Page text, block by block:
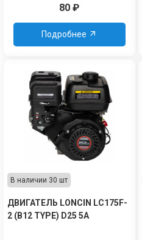
80 ₽
Подробнее
В наличии 30 шт
ДВИГАТЕЛЬ LONCIN LC175F-
2 (B12 TYPE) D25 5А